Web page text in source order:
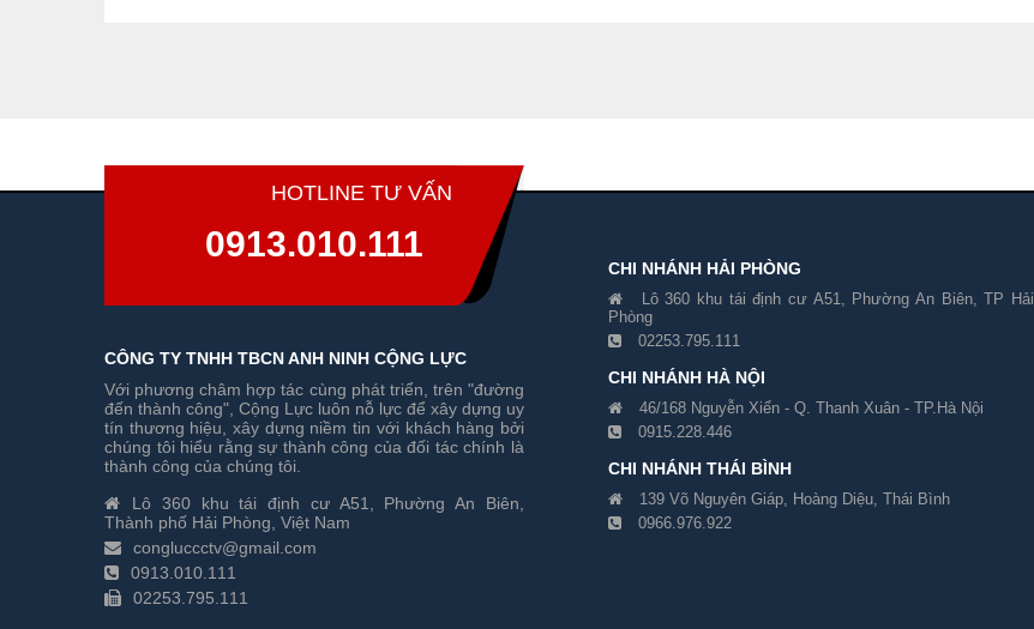
HOTLINE TƯ VẤN
0913.010.111
CÔNG TY TNHH TBCN ANH NINH CỘNG LỰC
Với phương châm hợp tác cùng phát triển, trên "đường
đến thành công", Cộng Lực luôn nỗ lực để xây dựng uy
tín thương hiệu, xây dựng niềm tin với khách hàng bởi
chúng tôi hiểu rằng sự thành công của đối tác chính là
thành công của chúng tôi.
Lô 360 khu tái định cư A51, Phường An Biên,
Thành phố Hải Phòng, Việt Nam
congluccctv@gmail.com
0913.010.111
02253.795.111
CHI NHÁNH HẢI PHÒNG
Lô 360 khu tái định cư A51, Phường An Biên, TP Hải
Phòng
02253.795.111
CHI NHÁNH HÀ NỘI
46/168 Nguyễn Xiển - Q. Thanh Xuân - TP.Hà Nội
0915.228.446
CHI NHÁNH THÁI BÌNH
139 Võ Nguyên Giáp, Hoàng Diệu, Thái Bình
0966.976.922